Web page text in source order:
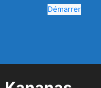
Démarrer